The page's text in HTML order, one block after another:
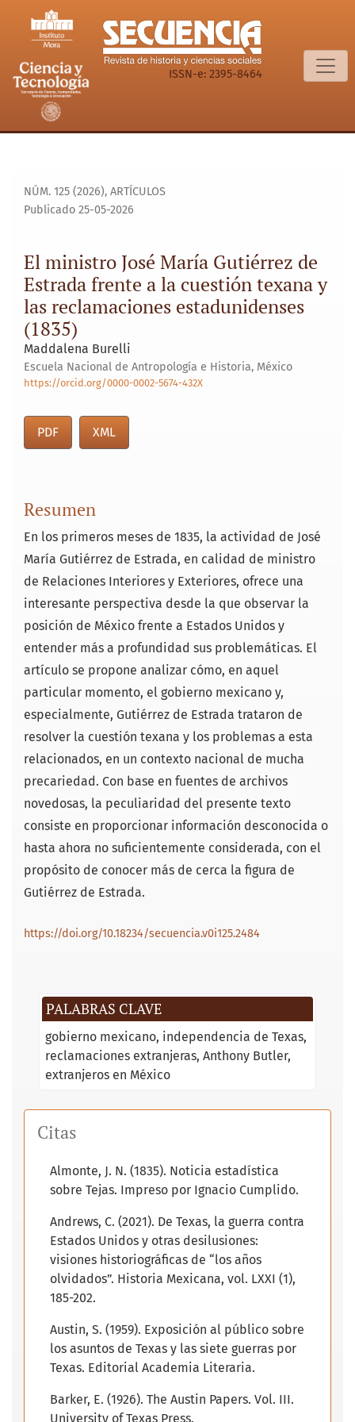
El ministro José María Gutiérrez de Estrada frente a la
ISSN-e: 2395-8464
NÚM. 125 (2026), ARTÍCULOS
El ministro José María Gutiérrez de
Estrada frente a la cuestión texana y
las reclamaciones estadunidenses
(1835)
Publicado 25-05-2026
Maddalena Burelli
Escuela Nacional de Antropología e Historia, México
https://orcid.org/0000-0002-5674-432X
PDF XML
PALABRAS CLAVE
gobierno mexicano independencia de Texas
reclamaciones extranjeras Anthony Butler
extranjeros en México
Resumen
En los primeros meses de 1835, la actividad de José
María Gutiérrez de Estrada, en calidad de ministro
de Relaciones Interiores y Exteriores, ofrece una
interesante perspectiva desde la que observar la
posición de México frente a Estados Unidos y
entender más a profundidad sus problemáticas. El
artículo se propone analizar cómo, en aquel
particular momento, el gobierno mexicano y,
especialmente, Gutiérrez de Estrada trataron de
resolver la cuestión texana y los problemas a esta
relacionados, en un contexto nacional de mucha
precariedad. Con base en fuentes de archivos
novedosas, la peculiaridad del presente texto
consiste en proporcionar información desconocida o
hasta ahora no suficientemente considerada, con el
propósito de conocer más de cerca la figura de
Gutiérrez de Estrada.
https://doi.org/10.18234/secuencia.v0i125.2484
Citas
Almonte, J. N. (1835). Noticia estadística
sobre Tejas. Impreso por Ignacio Cumplido.
Andrews, C. (2021). De Texas, la guerra contra
Estados Unidos y otras desilusiones:
visiones historiográficas de “los años
olvidados”. Historia Mexicana, vol. LXXI (1),
185-202.
Austin, S. (1959). Exposición al público sobre
los asuntos de Texas y las siete guerras por
Texas. Editorial Academia Literaria.
Barker, E. (1926). The Austin Papers. Vol. III.
University of Texas Press.